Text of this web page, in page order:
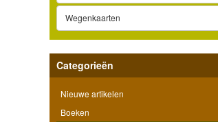
Wegenkaarten
Categorieën
Nieuwe artikelen
Boeken